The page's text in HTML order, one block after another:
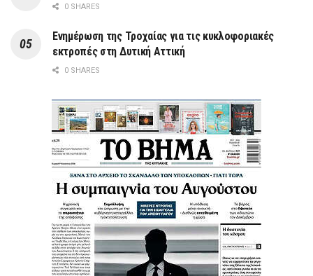
0 SHARES
Ενημέρωση της Τροχαίας για τις κυκλοφοριακές
εκτροπές στη Δυτική Αττική
0 SHARES